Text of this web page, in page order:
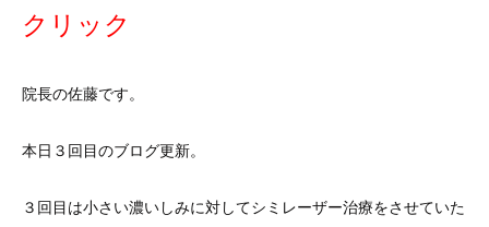
クリック
院長の佐藤です。
本日３回目のブログ更新。
３回目は小さい濃いしみに対してシミレーザー治療をさせていた